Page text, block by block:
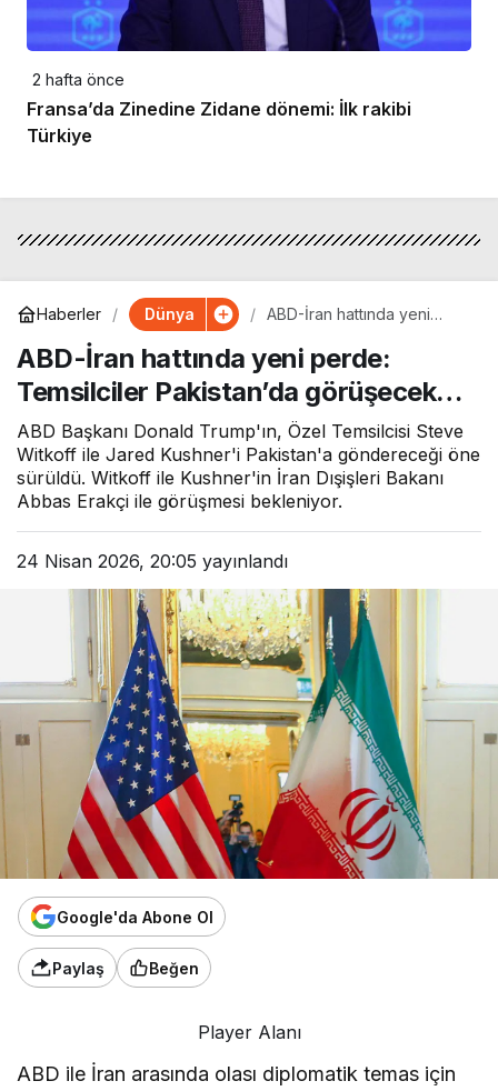
2 hafta önce
Fransa’da Zinedine Zidane dönemi: İlk rakibi
Türkiye
Haberler Dünya
ABD-İran hattında yeni
Pakistan’da görüşecek…
ABD-İran hattında yeni perde:
Temsilciler Pakistan’da görüşecek…
ABD Başkanı Donald Trump'ın, Özel Temsilcisi Steve
Witkoff ile Jared Kushner'i Pakistan'a göndereceği öne
sürüldü. Witkoff ile Kushner'in İran Dışişleri Bakanı
Abbas Erakçi ile görüşmesi bekleniyor.
24 Nisan 2026, 20:05 yayınlandı
Google'da Abone Ol
Paylaş Beğen
Player Alanı
ABD ile İran arasında olası diplomatik temas için